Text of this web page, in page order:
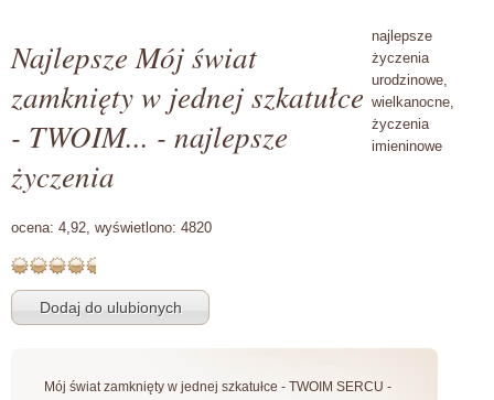
Najlepsze Mój świat
zamknięty w jednej szkatułce
- TWOIM... - najlepsze
życzenia
ocena: 4,92, wyświetlono: 4820
Mój świat zamknięty w jednej szkatułce - TWOIM SERCU -
najlepsze
życzenia
urodzinowe,
wielkanocne,
życzenia
imieninowe